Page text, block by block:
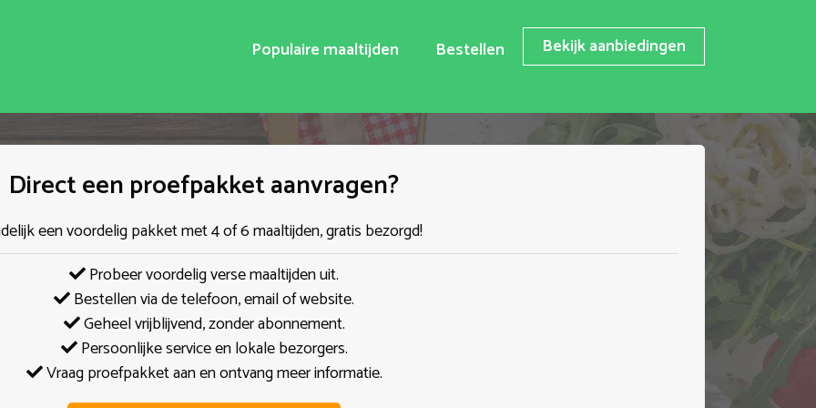
Populaire maaltijden Bestellen Bekijk aanbiedingen
Direct een proefpakket aanvragen?
een voordelig pakket met 4 of 6 maaltijden, gratis bezorgd!
Probeer voordelig verse maaltijden uit.
Bestellen via de telefoon, email of website.
Geheel vrijblijvend, zonder abonnement.
Persoonlijke service en lokale bezorgers.
Vraag proefpakket aan en ontvang meer informatie.